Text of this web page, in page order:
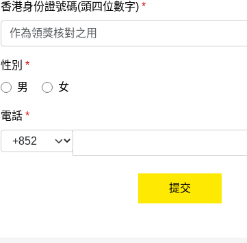
香港身份證號碼(頭四位數字) *
性別 *
男
女
電話 *
提交